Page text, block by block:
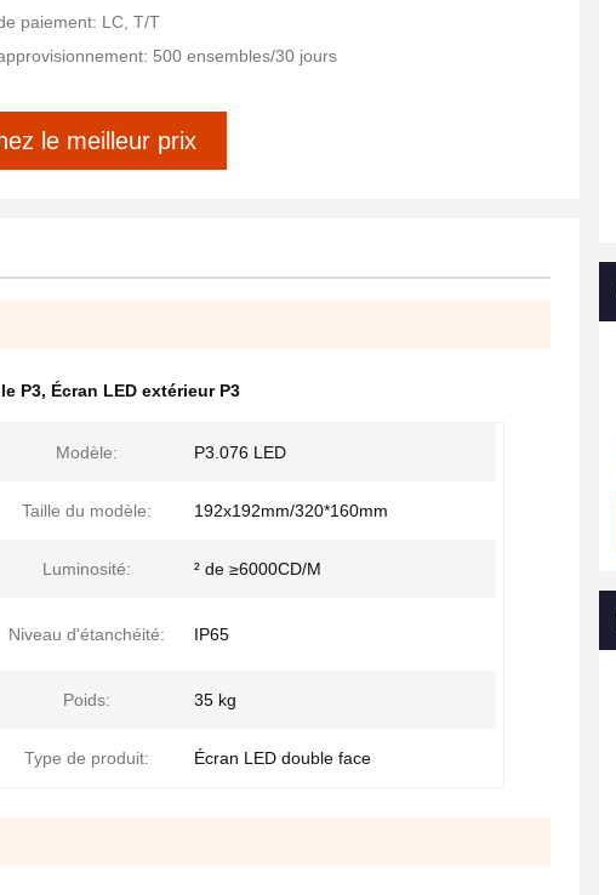
paiement: LC, T/T
500 ensembles/30 jours
le meilleur prix
P3, Écran LED extérieur P3
Modèle: P3.076 LED
Taille du modèle: 192x192mm/320*160mm
Luminosité: ² de ≥6000CD/M
Niveau d'étanchéité: IP65
Poids: 35 kg
Type de produit: Écran LED double face